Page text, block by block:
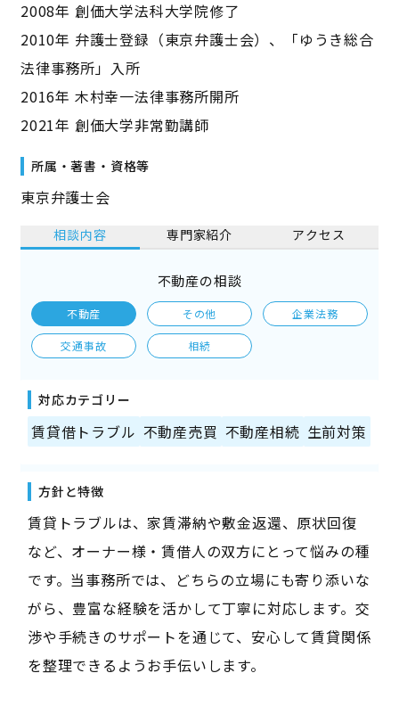
2008年 創価大学法科大学院修了
2010年 弁護士登録（東京弁護士会）、「ゆうき総合
法律事務所」入所
2016年 木村幸一法律事務所開所
2021年 創価大学非常勤講師
所属・著書・資格等
東京弁護士会
相談内容 専門家紹介 アクセス
不動産の相談
不動産 その他 企業法務
交通事故 相続
対応カテゴリー
賃貸借トラブル 不動産売買 不動産相続 生前対策
方針と特徴
賃貸トラブルは、家賃滞納や敷金返還、原状回復
など、オーナー様・賃借人の双方にとって悩みの種
です。当事務所では、どちらの立場にも寄り添いな
がら、豊富な経験を活かして丁寧に対応します。交
渉や手続きのサポートを通じて、安心して賃貸関係
を整理できるようお手伝いします。